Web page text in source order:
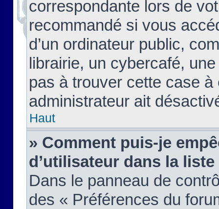
correspondante lors de
recommandé si vous
d’un ordinateur public,
librairie, un cybercafé,
pas à trouver cette case à
administrateur ait
Haut
» Comment puis-je
d’utilisateur dans la
Dans le panneau de
des « Préférences du